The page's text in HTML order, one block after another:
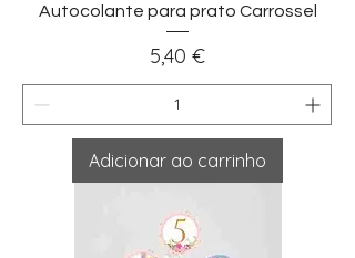
Autocolante para prato Carrossel
Preço
5,40 €
Adicionar ao carrinho